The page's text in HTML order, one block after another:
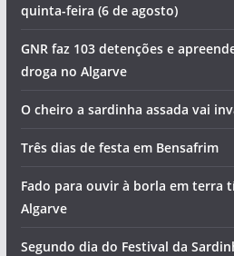
quinta-feira (6 de agosto)
GNR faz 103 detenções e
droga no Algarve
O cheiro a sardinha assada vai
Três dias de festa em Bensafrim
Fado para ouvir à borla em terra
Algarve
Segundo dia do Festival da